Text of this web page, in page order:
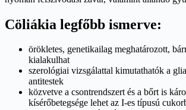
Cöliákia legfőbb ismerve:
örökletes, genetikailag meghatározott,
kialakulhat
szerológiai vizsgálattal kimutathatók a
antitestek
közvetve a csontrendszert és a bőrt is
kísérőbetegsége lehet az I-es típusú